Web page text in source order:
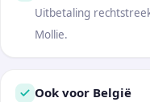
Uitbetaling
Mollie.
Ook voor België